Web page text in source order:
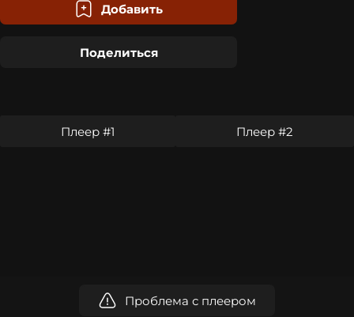
Добавить
Поделиться
Плеер #1 Плеер #2
Проблема с плеером